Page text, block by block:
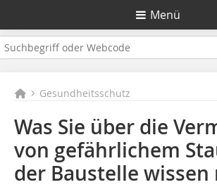
Menü
Gesundheitsschutz
Was Sie über die
von gefährlichem
der Baustelle wissen